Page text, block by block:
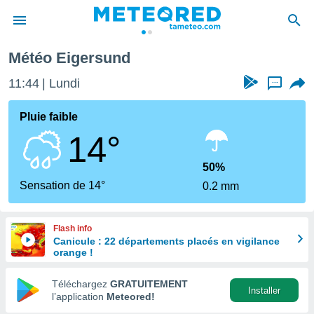
de
Météo Eigersund
11:44 Lundi ...
Pluie faible
14°
Sensation de 14°
50%
0.2 mm
Flash info
Canicule : 22 départements placés en vigilance
orange !
Téléchargez GRATUITEMENT
l’application Meteored!
Installer